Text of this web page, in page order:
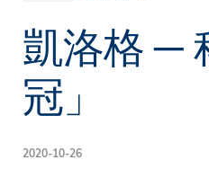
凱洛格 ─
冠」
2020-10-26